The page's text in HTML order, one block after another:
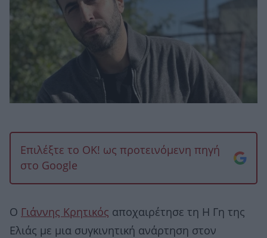
Επιλέξτε το OK! ως προτεινόμενη πηγή
στο Google
Ο Γιάννης Κρητικός αποχαιρέτησε τη Η Γη της
Ελιάς με μια συγκινητική ανάρτηση στον